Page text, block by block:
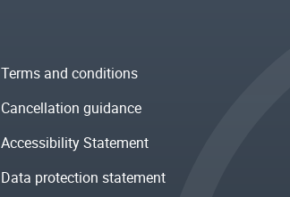
Terms and conditions
Cancellation guidance
Accessibility Statement
Data protection statement